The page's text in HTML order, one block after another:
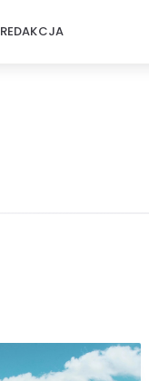
REDAKCJA